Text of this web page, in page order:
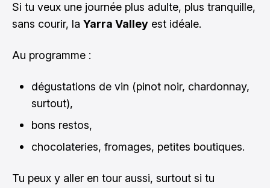
Si tu veux une journée plus adulte, plus tranquille,
sans courir, la Yarra Valley est idéale.
Au programme :
dégustations de vin (pinot noir, chardonnay,
surtout),
bons restos,
chocolateries, fromages, petites boutiques.
Tu peux y aller en tour aussi, surtout si tu